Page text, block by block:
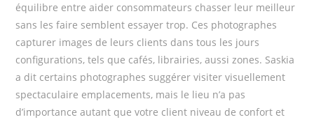
équilibre entre aider consommateurs chasser leur meilleur
sans les faire semblent essayer trop. Ces photographes
capturer images de leurs clients dans tous les jours
configurations, tels que cafés, librairies, aussi zones. Saskia
a dit certains photographes suggérer visiter visuellement
spectaculaire emplacements, mais le lieu n’a pas
d’importance autant que votre client niveau de confort et